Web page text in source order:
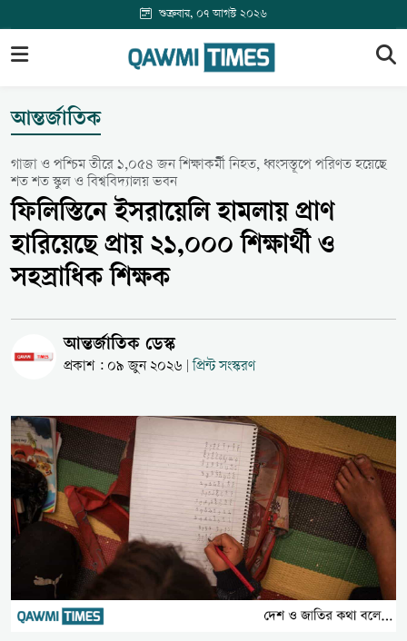
শুক্রবার, ০৭ আগস্ট ২০২৬
আন্তর্জাতিক
গাজা ও পশ্চিম তীরে ১,০৫৪ জন শিক্ষাকর্মী নিহত, ধ্বংসস্তূপে পরিণত হয়েছে
শত শত স্কুল ও বিশ্ববিদ্যালয় ভবন
ফিলিস্তিনে ইসরায়েলি হামলায় প্রাণ
হারিয়েছে প্রায় ২১,০০০ শিক্ষার্থী ও
সহস্রাধিক শিক্ষক
আন্তর্জাতিক ডেস্ক
প্রকাশ : ০৯ জুন ২০২৬ প্রিন্ট সংস্করণ